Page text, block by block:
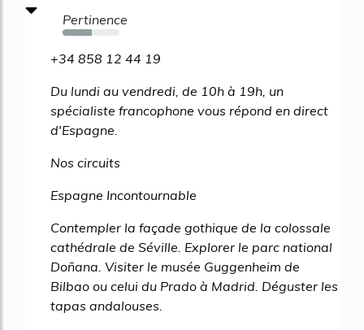
Pertinence
52%
+34 858 12 44 19
Du lundi au vendredi, de 10h à 19h, un
spécialiste francophone vous répond en direct
d'Espagne.
Nos circuits
Espagne Incontournable
Contempler la façade gothique de la colossale
cathédrale de Séville. Explorer le parc national
Doñana. Visiter le musée Guggenheim de
Bilbao ou celui du Prado à Madrid. Déguster les
tapas andalouses.